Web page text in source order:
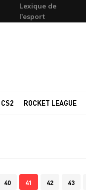
Lexique de
l'esport
CS2 ROCKET LEAGUE
40 41 42 43